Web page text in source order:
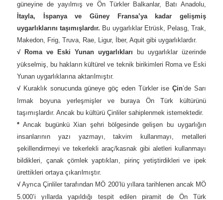
güneyine de yayılmış ve Ön Türkler Balkanlar, Batı Anadolu,
İtayla, İspanya ve Güney Fransa’ya kadar gelişmiş
uygarlıklarını taşımışlardır. Bu uygarlıklar Etrüsk, Pelasg, Trak,
Makedon, Frig, Truva, Rae, Ligur, İber, Aquit gibi uygarlıklardır.
√
Roma ve Eski Yunan uygarlıkları bu uygarlıklar üzerinde
yükselmiş, bu hakların kültürel ve teknik birikimleri Roma ve Eski
Yunan uygarlıklarına aktarılmıştır.
√ Kuraklık sonucunda güneye göç eden Türkler ise Çin’de Sarı
Irmak boyuna yerleşmişler ve buraya Ön Türk kültürünü
taşımışlardır. Ancak bu kültürü Çinliler sahiplenmek istemektedir.
* Ancak bugünkü Xian şehri bölgesinde gelişen bu uygarlığın
insanlarının yazı yazmayı, takvim kullanmayı, metalleri
şekillendirmeyi ve tekerlekli araç/kasnak gibi aletleri kullanmayı
bildikleri, çanak çömlek yaptıkları, pirinç yetiştirdikleri ve ipek
ürettikleri ortaya çıkarılmıştır.
√ Ayrıca Çinliler tarafından MÖ 200’lü yıllara tarihlenen ancak MÖ
5.000’i yıllarda yapıldığı tespit edilen piramit de Ön Türk